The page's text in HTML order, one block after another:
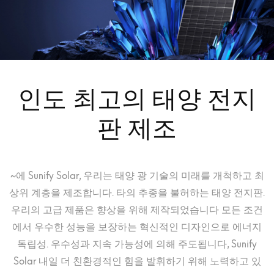
인도 최고의 태양 전지
판 제조
~에 Sunify Solar, 우리는 태양 광 기술의 미래를 개척하고 최
상위 계층을 제조합니다. 타의 추종을 불허하는 태양 전지판.
우리의 고급 제품은 향상을 위해 제작되었습니다 모든 조건
에서 우수한 성능을 보장하는 혁신적인 디자인으로 에너지
독립성. 우수성과 지속 가능성에 의해 주도됩니다, Sunify
Solar 내일 더 친환경적인 힘을 발휘하기 위해 노력하고 있